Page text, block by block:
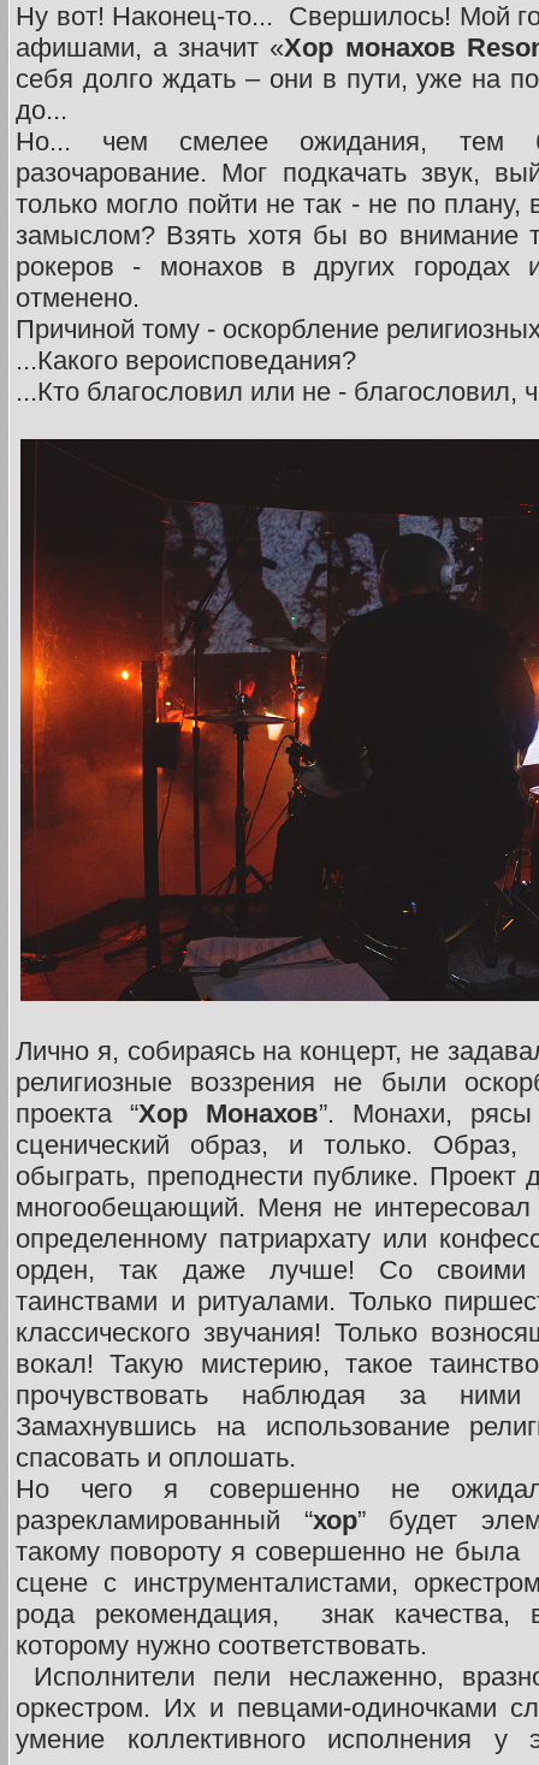
Ну вот! Наконец-то... Свершилось! Мой
афишами, а значит «Хор монахов
себя долго ждать – они в пути, уже на
до...
Но... чем смелее ожидания, тем
разочарование. Мог подкачать звук,
только могло пойти не так - не по плану,
замыслом? Взять хотя бы во внимание
рокеров - монахов в других
отменено.
Причиной тому - оскорбление
...Какого вероисповедания?
...Кто благословил или не - благословил,
Лично я, собираясь на концерт, не
религиозные воззрения не были
проекта “Хор Монахов”. Монахи,
сценический образ, и только. Образ,
обыграть, преподнести публике. Проект
многообещающий. Меня не интересовал
определенному патриархату или
орден, так даже лучше! Со своими
таинствами и ритуалами. Только
классического звучания! Только
вокал! Такую мистерию, такое
прочувствовать наблюдая за
Замахнувшись на использование
спасовать и оплошать.
Но чего я совершенно не
разрекламированный “хор” будет
такому повороту я совершенно не была
сцене с инструменталистами,
рода рекомендация, знак качества,
которому нужно соответствовать.
Исполнители пели неслаженно,
оркестром. Их и певцами-одиночками
умение коллективного исполнения у